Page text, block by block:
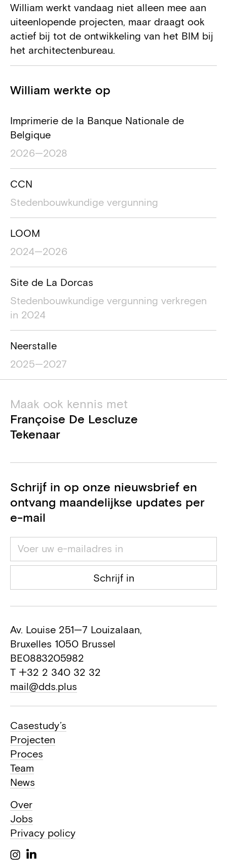
William werkt vandaag niet alleen mee aan
uiteenlopende projecten, maar draagt ook
actief bij tot de ontwikkeling van het BIM bij
het architectenbureau.
Projecten
William werkte op
Imprimerie de la Banque Nationale de
Belgique
2026—2028
CCN
Stedenbouwkundige vergunning
LOOM
2024—2026
Site de La Dorcas
Stedenbouwkundige vergunning verkregen
in 2024
Neerstalle
2025—2027
Maak ook kennis met
Françoise De Lescluze
Tekenaar
Schrijf in op onze nieuwsbrief en
ontvang maandelijkse updates per
e-mail
Schrijf in
Av. Louise 251—7 Louizalaan,
Bruxelles 1050 Brussel
BE0883205982
T +32 2 340 32 32
mail@dds.plus
Casestudy’s
Projecten
Proces
Team
News
Over
Jobs
Privacy policy